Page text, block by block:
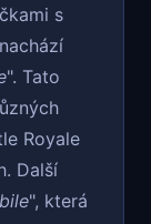
s
". Tato
Royale
Další
", která